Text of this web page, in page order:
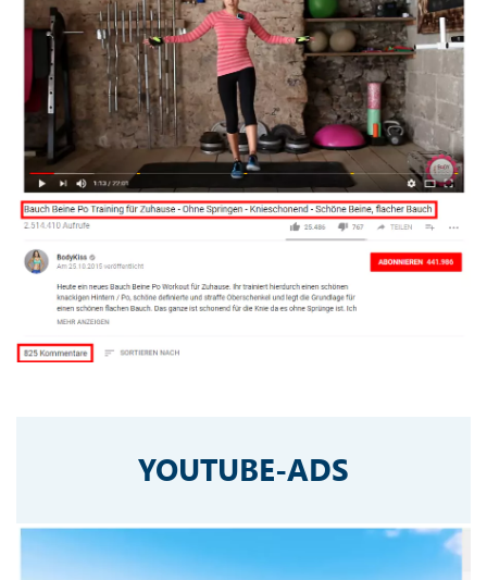
YOUTUBE-ADS